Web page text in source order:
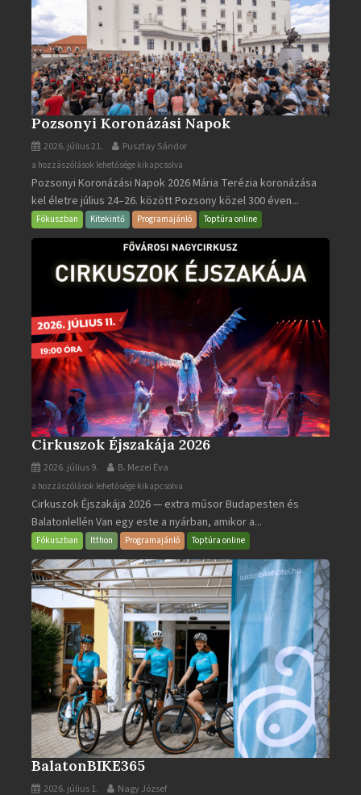
Pozsonyi Koronázási Napok
2026. július 21. Pusztay Sándor
Pozsonyi
Koronázási
Napok
bejegyzéshez
a hozzászólások lehetősége kikapcsolva
Pozsonyi Koronázási Napok 2026 Mária Terézia koronázása
kel életre július 24–26. között Pozsony közel 300 éven...
Fókuszban Kitekintő Programajánló Toptúra online
Cirkuszok Éjszakája 2026
2026. július 9. B. Mezei Éva
Cirkuszok
Éjszakája
2026
bejegyzéshez
a hozzászólások lehetősége kikapcsolva
Cirkuszok Éjszakája 2026 — extra műsor Budapesten és
Balatonlellén Van egy este a nyárban, amikor a...
Fókuszban Itthon Programajánló Toptúra online
BalatonBIKE365
2026. július 1. Nagy József